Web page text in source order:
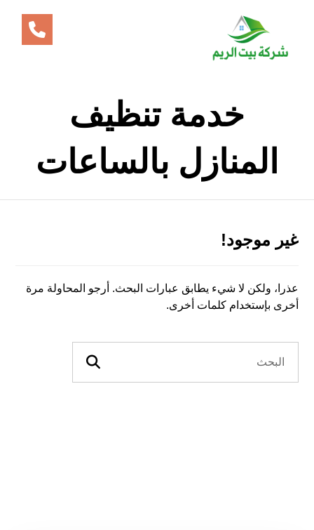
خدمة تنظيف
المنازل بالساعات
غير موجود!
عذرا، ولكن لا شيء يطابق عبارات البحث. أرجو المحاولة مرة
أخرى بإستخدام كلمات أخرى.